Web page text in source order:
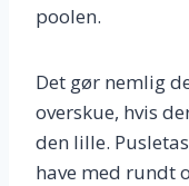
poolen.
Det gør nemlig
overskue, hvis
den lille.
have med rundt